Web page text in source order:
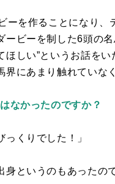
ーを作ることになり
ービーを制した6頭の
ほしい”というお話を
界にあまり触れていな
なかったのですか？
っくりでした！」
身というのもあったの